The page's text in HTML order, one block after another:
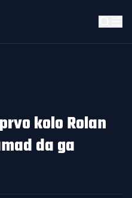
kolo Rolan
da ga